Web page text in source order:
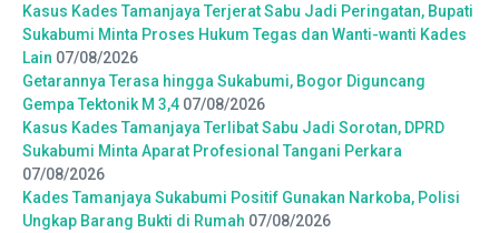
Kasus Kades Tamanjaya Terjerat Sabu Jadi Peringatan, Bupati
Sukabumi Minta Proses Hukum Tegas dan Wanti-wanti Kades
Lain 07/08/2026
Getarannya Terasa hingga Sukabumi, Bogor Diguncang
Gempa Tektonik M 3,4 07/08/2026
Kasus Kades Tamanjaya Terlibat Sabu Jadi Sorotan, DPRD
Sukabumi Minta Aparat Profesional Tangani Perkara
07/08/2026
Kades Tamanjaya Sukabumi Positif Gunakan Narkoba, Polisi
Ungkap Barang Bukti di Rumah 07/08/2026